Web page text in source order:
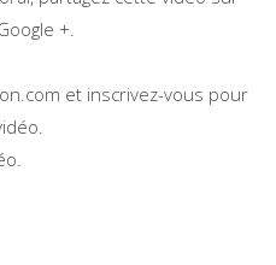
+.
et inscrivez-vous pour